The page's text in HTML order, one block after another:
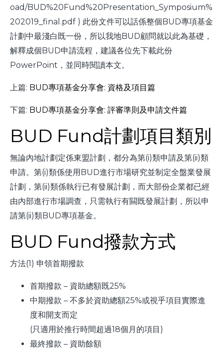
oad/BUD%20Fund%20Presentation_Symposium%
202019_final.pdf ) 此份文件可以話係整個BUD專項基金
計劃中最淺白既一份，所以我地BUD顧問就以此為基礎，
解釋成個BUD申請流程，建議各位先下載此份
PowerPoint，並同時閱讀本文。
上篇: BUD專項基金分享會: 資格及項目篇
下篇: BUD專項基金分享會: 評審準則及申請文件篇
BUD Fund計劃項目類別
無論內地計劃定係東盟計劃，都分為第(i)類申請及第(ii)類
申請。第(i)類係使用BUD進行市場研究並制定全盤業發展
計劃，第(ii)類係執行已有發展計劃，而大部份企業都已經
由內部進行市場調查，只需執行有闗既發展計劃，所以申
請第(ii)類BUD專項基金。
BUD Fund撥款方式
方法(1) 申領首期撥款
首期撥款 – 資助總額既25%
中期撥款 – 不多於資助總額25%或視乎項目實際進
度和開支而定
(只適用於推行時間超過18個月的項目)
最終撥款 – 資助餘額